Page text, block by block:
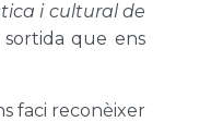
i cultural de
sortida que ens
faci reconèixer